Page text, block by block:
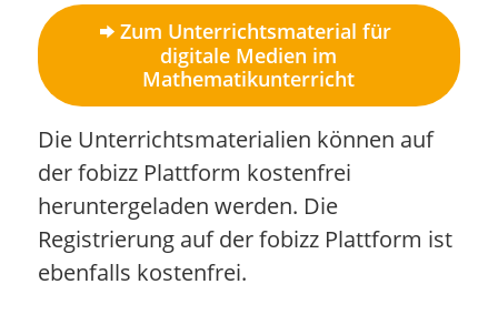
Zum Unterrichtsmaterial für
digitale Medien im
Mathematikunterricht
Die Unterrichtsmaterialien können auf
der fobizz Plattform kostenfrei
heruntergeladen werden. Die
Registrierung auf der fobizz Plattform ist
ebenfalls kostenfrei.